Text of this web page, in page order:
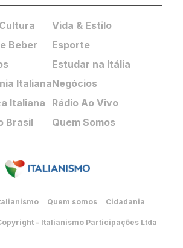
Beber
Italiana
Italiana
Brasil
Vida & Estilo
Esporte
Estudar na Itália
Negócios
Rádio Ao Vivo
Quem Somos
Quem somos Cidadania
– Italianismo Participações Ltda